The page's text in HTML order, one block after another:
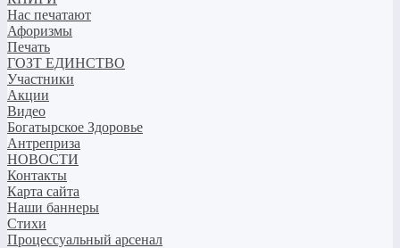
Нас печатают
Афоризмы
Печать
ГОЗТ ЕДИНСТВО
Участники
Акции
Видео
Богатырское Здоровье
Антреприза
НОВОСТИ
Контакты
Карта сайта
Наши баннеры
Стихи
Процессуальный арсенал